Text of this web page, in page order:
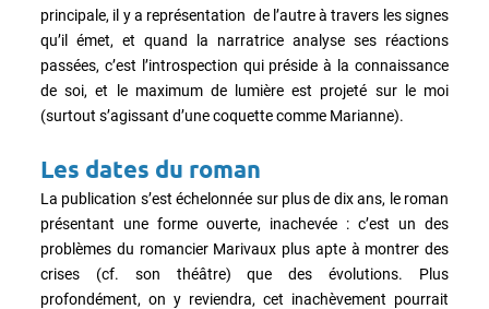
principale, il y a représentation de l’autre à travers les signes
qu’il émet, et quand la narratrice analyse ses réactions
passées, c’est l’introspection qui préside à la connaissance
de soi, et le maximum de lumière est projeté sur le moi
(surtout s’agissant d’une coquette comme Marianne).
Les dates du roman
La publication s’est échelonnée sur plus de dix ans, le roman
présentant une forme ouverte, inachevée : c’est un des
problèmes du romancier Marivaux plus apte à montrer des
crises (cf. son théâtre) que des évolutions. Plus
profondément, on y reviendra, cet inachèvement pourrait